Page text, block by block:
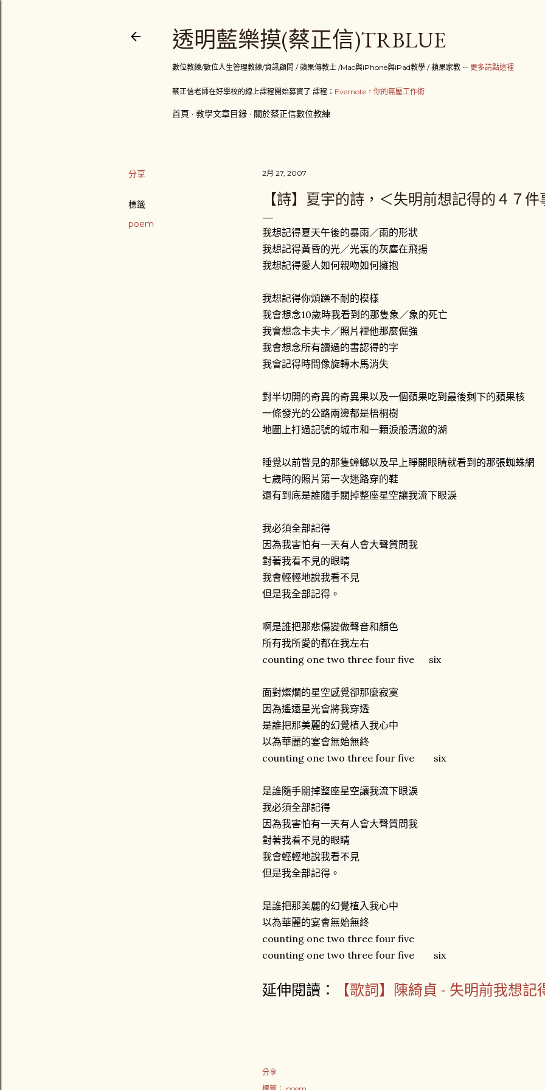
透明藍樂摸(蔡正信)TRBLUE
數位教練/數位人生管理教練/資訊顧問 / 蘋果傳教士 /Mac與iPhone與iPad教學 / 蘋果家教 -- 更多請點這裡
蔡正信老師在好學校的線上課程開始募資了 課程： Evernote，你的無壓工作術
首頁 教學文章目錄 關於蔡正信數位教練
分享
標籤
poem
2月 27, 2007
【詩】夏宇的詩，＜失明前想記得的４７件
我想記得夏天午後的暴雨／雨的形狀
我想記得黃昏的光／光裏的灰塵在飛揚
我想記得愛人如何親吻如何擁抱
我想記得你煩躁不耐的模樣
我會想念10歲時我看到的那隻象／象的死亡
我會想念卡夫卡／照片裡他那麼倔強
我會想念所有讀過的書認得的字
我會記得時間像旋轉木馬消失
對半切開的奇異的奇異果以及一個蘋果吃到最後剩下的蘋果核
一條發光的公路兩邊都是梧桐樹
地圖上打過記號的城市和一顆淚般清澈的湖
睡覺以前瞥見的那隻蟑螂以及早上睜開眼睛就看到的那張蜘蛛網
七歲時的照片第一次迷路穿的鞋
還有到底是誰隨手關掉整座星空讓我流下眼淚
我必須全部記得
因為我害怕有一天有人會大聲質問我
對著我看不見的眼睛
我會輕輕地說我看不見
但是我全部記得。
啊是誰把那悲傷變做聲音和顏色
所有我所愛的都在我左右
counting one two three four five six
面對燦爛的星空感覺卻那麼寂寞
因為遙遠星光會將我穿透
是誰把那美麗的幻覺植入我心中
以為華麗的宴會無始無終
counting one two three four five six
是誰隨手關掉整座星空讓我流下眼淚
我必須全部記得
因為我害怕有一天有人會大聲質問我
對著我看不見的眼睛
我會輕輕地說我看不見
但是我全部記得。
是誰把那美麗的幻覺植入我心中
以為華麗的宴會無始無終
counting one two three four five
counting one two three four five six
延伸閱讀： 【歌詞】陳綺貞 - 失明前我想
分享